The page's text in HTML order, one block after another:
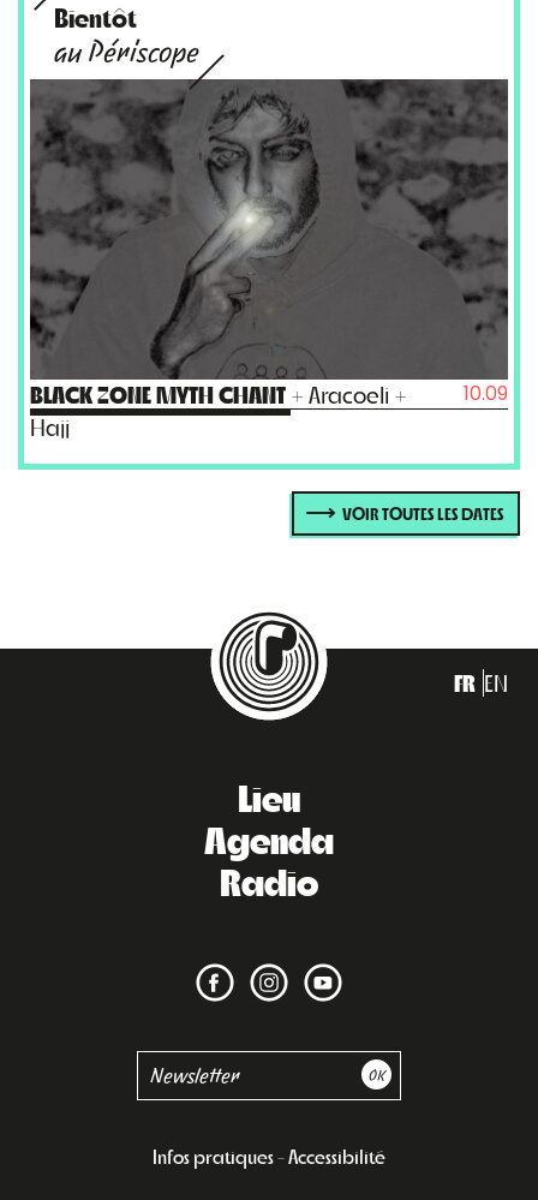
Bientôt
au Périscope
BARRUT+ Le Diable Dégoûtant 11.09
VOIR TOUTES LES DATES
FR EN
Lieu
Agenda
Radio
Infos pratiques Accessibilité